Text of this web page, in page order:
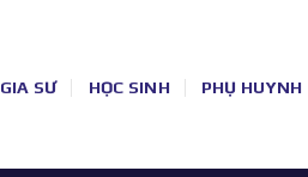
GIA SƯ HỌC SINH PHỤ HUYNH